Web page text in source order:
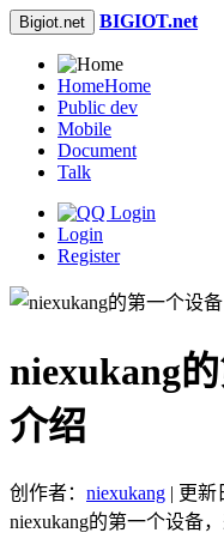
Bigiot.net BIGIOT.net
HomeHome
Public dev
Mobile
Document
Talk
Login
Register
niexukang
介绍
创作者： niexukang | 更新
niexukang的第一个设备